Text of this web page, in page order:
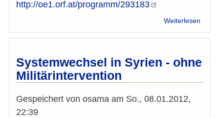
http://oe1.orf.at/programm/293183
Weiterlesen
der
auch
Systemwechsel in Syrien - ohne
Militärintervention
Gespeichert von osama am So., 08.01.2012,
22:39